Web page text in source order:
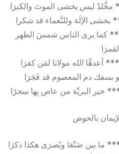
مخَّلدٌ ليس يخشى الموتَ والكبرَا
يخشى الإلَهَ وللنَّعماء قد شكرا
*** كما يرى الناس شمسَ الظهر
أعدهَّا الله مولانا لمَن كفرَا
بسفك دم المعصوم قد فَجَرَا
خير البريِّة من عاص بِها سجرًا
بالحوض
ما بين صَنْعَا وبُصرَى هكذا ذكرَا